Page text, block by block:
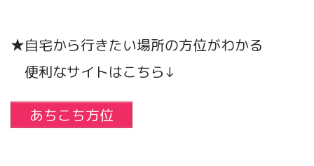
★自宅から行きたい場所の方位がわかる
便利なサイトはこちら↓
あちこち方位